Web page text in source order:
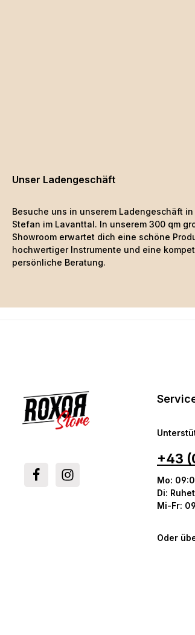
Unser Ladengeschäft
Besuche uns in unserem Ladengeschäft
Stefan im Lavanttal. In unserem 300 qm
Showroom erwartet dich eine schöne
hochwertiger Instrumente und eine
persönliche Beratung.
+43
Mo:
Di:
Mi-Fr:
Oder